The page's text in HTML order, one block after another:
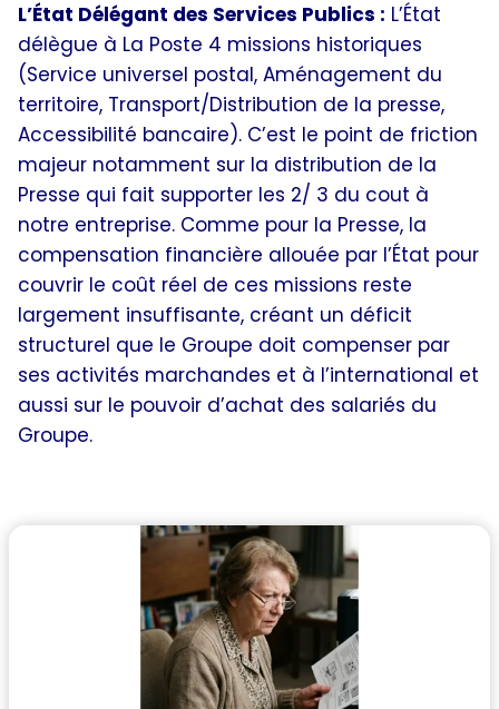
L’État Délégant des Services Publics : L’État
délègue à La Poste 4 missions historiques
(Service universel postal, Aménagement du
territoire, Transport/Distribution de la presse,
Accessibilité bancaire). C’est le point de friction
majeur notamment sur la distribution de la
Presse qui fait supporter les 2/ 3 du cout à
notre entreprise. Comme pour la Presse, la
compensation financière allouée par l’État pour
couvrir le coût réel de ces missions reste
largement insuffisante, créant un déficit
structurel que le Groupe doit compenser par
ses activités marchandes et à l’international et
aussi sur le pouvoir d’achat des salariés du
Groupe.